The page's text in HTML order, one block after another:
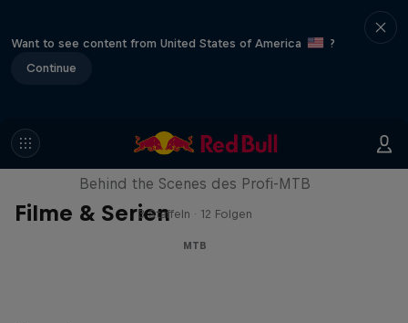
Want to see content from United States of America
?
Continue
Filme & Serien
Downtime
Behind the Scenes des Profi-MTB
3 Staffeln · 12 Folgen
MTB